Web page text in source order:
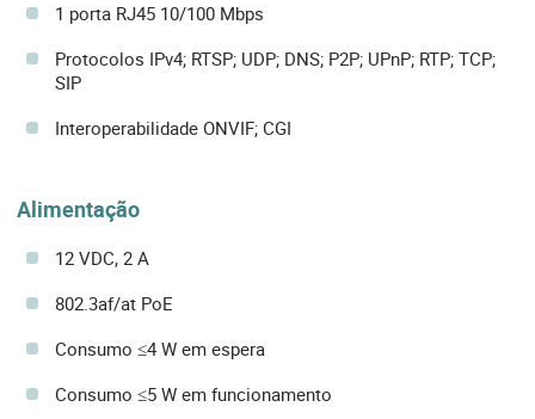
1 porta RJ45 10/100 Mbps
Protocolos IPv4; RTSP; UDP; DNS; P2P; UPnP; RTP; TCP;
SIP
Interoperabilidade ONVIF; CGI
Alimentação
12 VDC, 2 A
802.3af/at PoE
Consumo ≤4 W em espera
Consumo ≤5 W em funcionamento